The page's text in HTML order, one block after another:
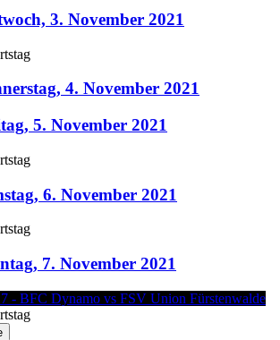
3. November 2021
4. November 2021
5. November 2021
6. November 2021
7. November 2021
- BFC Dynamo vs FSV Union Fürstenwalde